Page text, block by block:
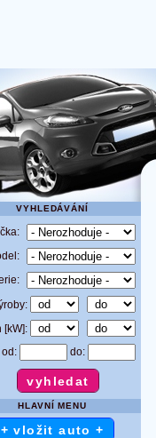
VYHLEDÁVÁNÍ
[kW]:
do:
HLAVNÍ MENU
+ vložit auto +